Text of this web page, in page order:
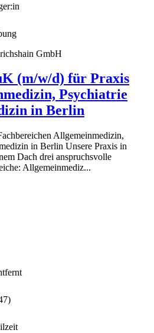
GmbH
(m/w/d) für Praxis
Psychiatrie
in Berlin
Allgemeinmedizin,
in Berlin Unsere Praxis in
Dach drei anspruchsvolle
Allgemeinmediz...
)